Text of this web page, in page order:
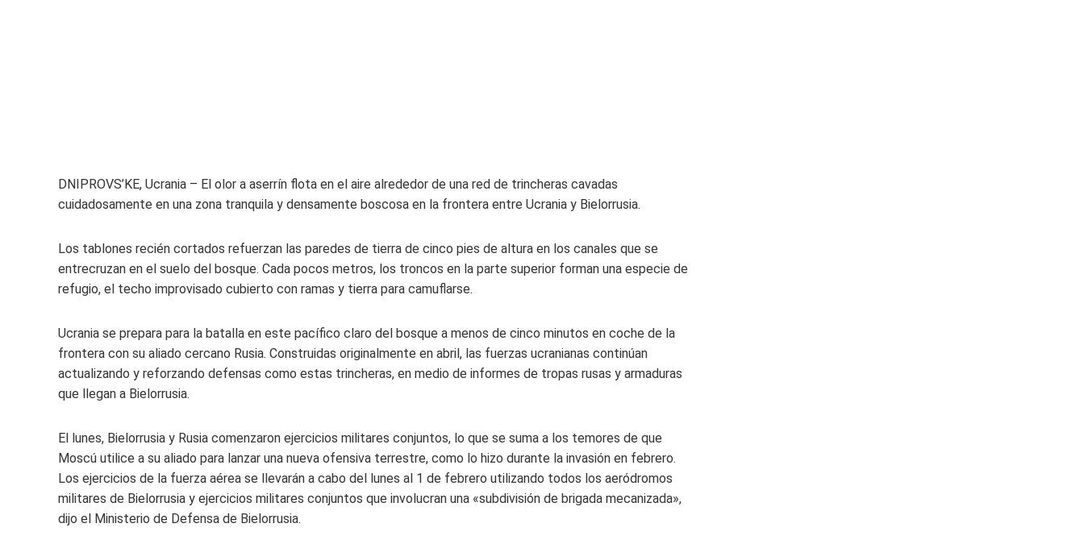
DNIPROVS’KE, Ucrania – El olor a aserrín flota en el aire alrededor de una red de trincheras cavadas
cuidadosamente en una zona tranquila y densamente boscosa en la frontera entre Ucrania y Bielorrusia.
Los tablones recién cortados refuerzan las paredes de tierra de cinco pies de altura en los canales que se
entrecruzan en el suelo del bosque. Cada pocos metros, los troncos en la parte superior forman una especie de
refugio, el techo improvisado cubierto con ramas y tierra para camuflarse.
Ucrania se prepara para la batalla en este pacífico claro del bosque a menos de cinco minutos en coche de la
frontera con su aliado cercano Rusia. Construidas originalmente en abril, las fuerzas ucranianas continúan
actualizando y reforzando defensas como estas trincheras, en medio de informes de tropas rusas y armaduras
que llegan a Bielorrusia.
El lunes, Bielorrusia y Rusia comenzaron ejercicios militares conjuntos, lo que se suma a los temores de que
Moscú utilice a su aliado para lanzar una nueva ofensiva terrestre, como lo hizo durante la invasión en febrero.
Los ejercicios de la fuerza aérea se llevarán a cabo del lunes al 1 de febrero utilizando todos los aeródromos
militares de Bielorrusia y ejercicios militares conjuntos que involucran una «subdivisión de brigada mecanizada»,
dijo el Ministerio de Defensa de Bielorrusia.